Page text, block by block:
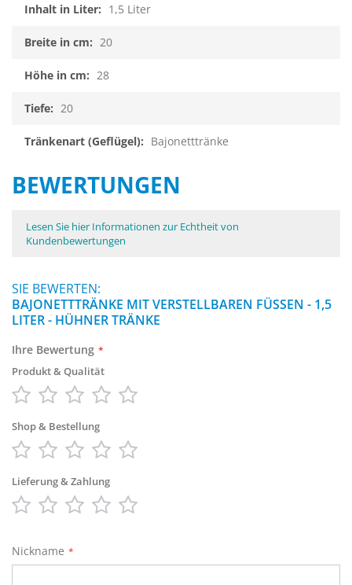
1,5 Liter
20
28
20
Bajonetttränke
BEWERTUNGEN
Lesen Sie hier Informationen zur Echtheit von
Kundenbewertungen
SIE BEWERTEN:
BAJONETTTRÄNKE MIT VERSTELLBAREN FÜSSEN - 1,5 L
ITER - HÜHNER TRÄNKE
Ihre Bewertung
Produkt & Qualität
star
stars
stars
stars
stars
Shop & Bestellung
star
stars
stars
stars
stars
Lieferung & Zahlung
Nickname